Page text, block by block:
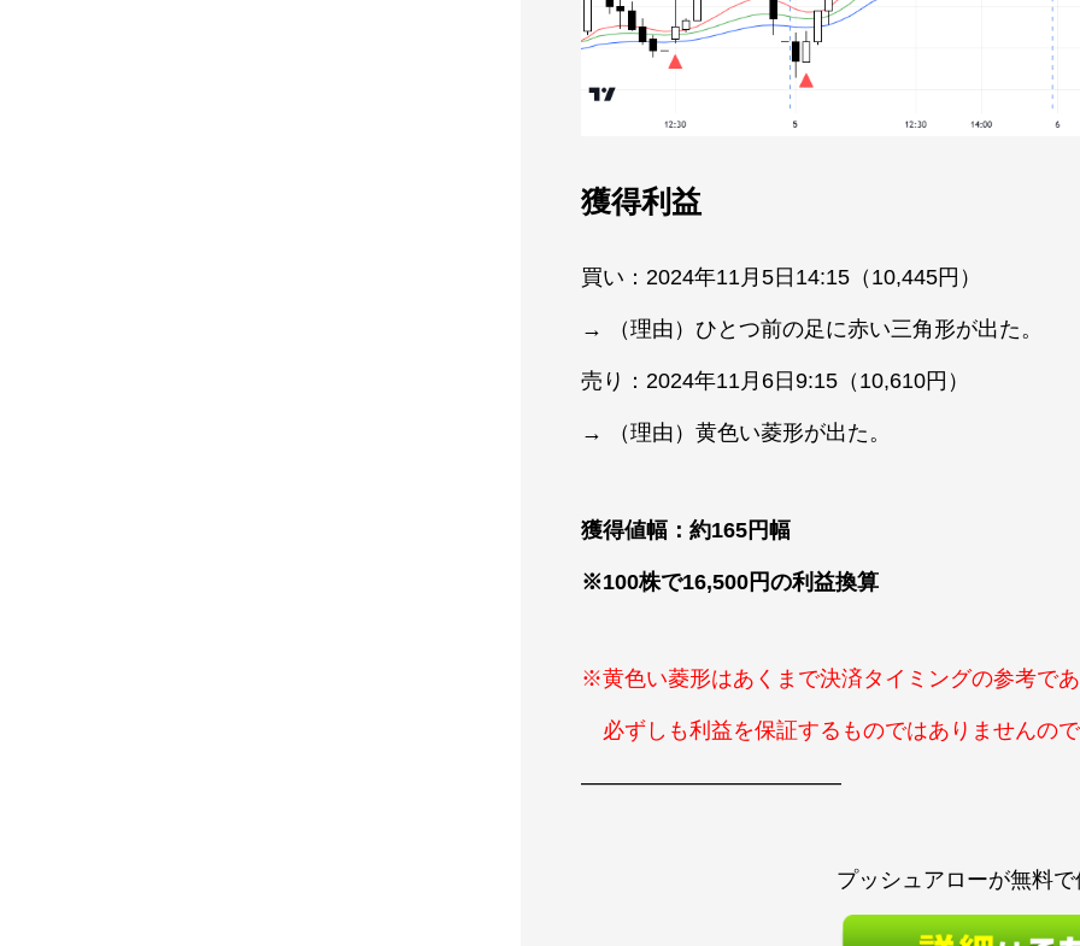
獲得利益
買い：2024年11月5日14:15（10,445円）
→ （理由）ひとつ前の足に赤い三角形が出た。
売り：2024年11月6日9:15（10,610円）
→ （理由）黄色い菱形が出た。
獲得値幅：約165円幅
※100株で16,500円の利益換算
※黄色い菱形はあくまで決済タイミングの参考で
必ずしも利益を保証するものではありませんの
————————————
プッシュアローが無料